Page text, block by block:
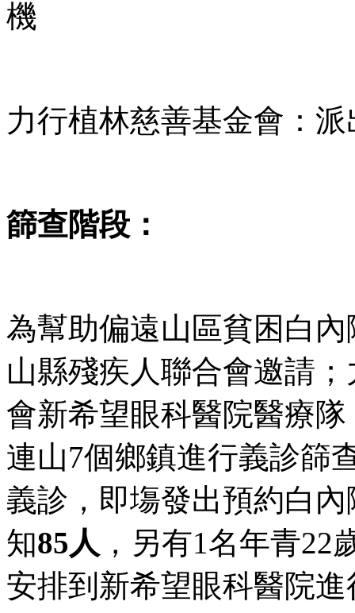
機
力行植林慈善基金會：
篩查階段 ：
為幫助偏遠山區貧困白
山縣殘疾人聯合會邀請
會新希望眼科醫院醫療
連山7個鄉鎮進行義診篩
義診，即塲發出預約白
知85人 ，另有1名年青
安排到新希望眼科醫院